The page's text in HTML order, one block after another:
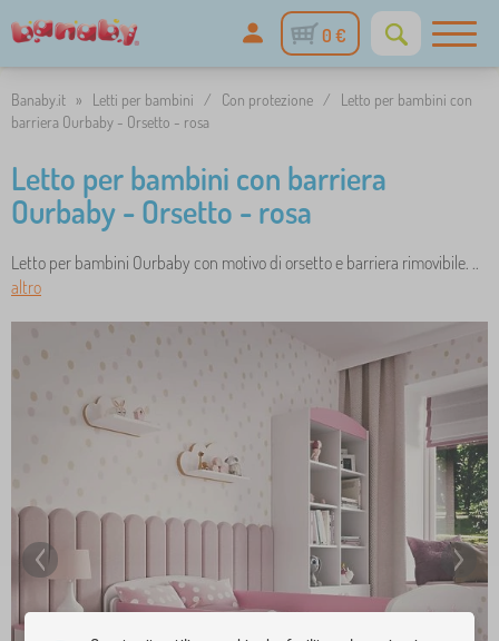
0 €
Banaby.it » Letti per bambini / Con protezione /
Letto per bambini con
barriera Ourbaby - Orsetto - rosa
Letto per bambini con barriera
Ourbaby - Orsetto - rosa
Letto per bambini Ourbaby con motivo di orsetto e barriera rimovibile. ..
altro